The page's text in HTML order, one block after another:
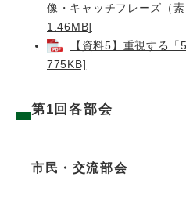
像・キャッチフレーズ（
1.46MB]
【資料5】重視する
775KB]
第1回各部会
市民・交流部会